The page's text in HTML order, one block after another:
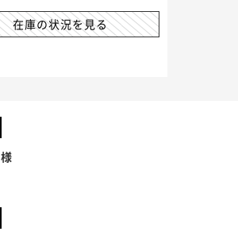
在庫の状況を見る